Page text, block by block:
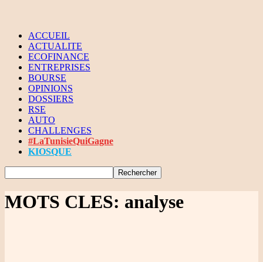
ACCUEIL
ACTUALITE
ECOFINANCE
ENTREPRISES
BOURSE
OPINIONS
DOSSIERS
RSE
AUTO
CHALLENGES
#LaTunisieQuiGagne
KIOSQUE
MOTS CLES: analyse